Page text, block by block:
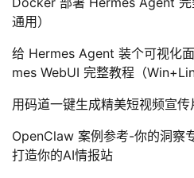
通用）
给 Hermes Agent 装个可视化
mes WebUI 完整教程（
用码道一键生成精美短视频宣传
OpenClaw 案例参考-你的洞察
打造你的AI情报站